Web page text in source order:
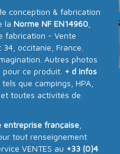
conception & fabrication
la Norme NF EN14960
fabrication - Vente
occitanie, France.
Autres photos
ce produit. + d infos
que campings, HPA,
toutes activités de
entreprise française
tout renseignement
VENTES au +33 (0)4